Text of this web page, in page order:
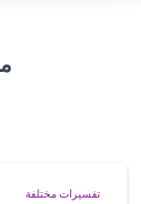
تفسيرات مختلفة